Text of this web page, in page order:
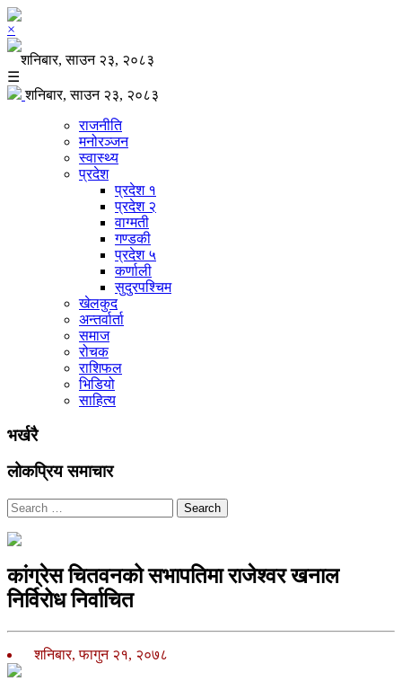
×
शनिबार, साउन २३, २०८३
☰
शनिबार, साउन २३, २०८३
राजनीति
मनोरञ्जन
स्वास्थ्य
प्रदेश
प्रदेश १
प्रदेश २
वाग्मती
गण्डकी
प्रदेश ५
कर्णाली
सुदुरपश्चिम
खेलकुद
अन्तर्वार्ता
समाज
रोचक
राशिफल
भिडियो
साहित्य
भर्खरै
लोकप्रिय समाचार
Search
कांग्रेस चितवनको सभापतिमा राजेश्वर खनाल
निर्विरोध निर्वाचित
शनिबार, फागुन २१, २०७८